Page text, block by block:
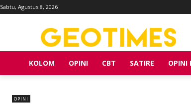
Sabtu, Agustus 8, 2026
KOLOM OPINI CBT SATIRE OPINI
OPINI